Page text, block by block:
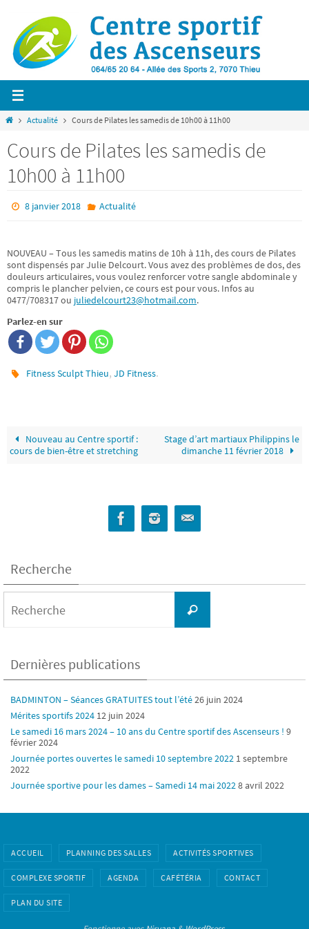
contenu
HomeActualité Cours de Pilates les samedis de 10h00 à 11h00
Cours de Pilates les samedis de
10h00 à 11h00
8 janvier 2018 Actualité
NOUVEAU – Tous les samedis matins de 10h à 11h, des cours de Pilates
sont dispensés par Julie Delcourt. Vous avez des problèmes de dos, des
douleurs articulaires, vous voulez renforcer votre sangle abdominale y
compris le plancher pelvien, ce cours est pour vous. Infos au
0477/708317 ou juliedelcourt23@hotmail.com.
Parlez-en sur
Fitness Sculpt Thieu,JD Fitness.
Nouveau au Centre sportif :
cours de bien-être et stretching
Stage d’art martiaux Philippins le
dimanche 11 février 2018
Recherche
Recherche
Dernières publications
BADMINTON – Séances GRATUITES tout l’été26 juin 2024
Mérites sportifs 2024 12 juin 2024
Le samedi 16 mars 2024 – 10 ans du Centre sportif des Ascenseurs ! 9
février 2024
Journée portes ouvertes le samedi 10 septembre 2022 1 septembre
2022
Journée sportive pour les dames – Samedi 14 mai 20228 avril 2022
ACCUEIL PLANNING DES SALLES ACTIVITÉS SPORTIVES
COMPLEXE SPORTIF AGENDA CAFÉTÉRIA CONTACT
PLAN DU SITE